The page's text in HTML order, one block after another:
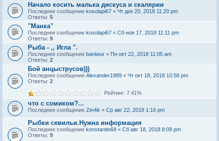
Начало косить малька дискуса и скалярии
Последнее сообщение kosolapi67 « Чт дек 20, 2018 11:20 pm
Ответы: 5
"Манка"
Последнее сообщение kosolapi67 « Сб ноя 17, 2018 11:11 pm
Ответы: 9
Рыба - ,, Игла ".
Последнее сообщение baniwur « Пн окт 22, 2018 11:05 am
Ответы: 2
Бой анцыструсов)))
Последнее сообщение Alexander1989 « Чт окт 18, 2018 10:58 pm
Ответы: 2
Рейтинг: 7.41%
что с сомиком?...
Последнее сообщение Zin4ik « Ср авг 22, 2018 1:16 pm
Рыбки севильи.Нужна информация
Последнее сообщение konstantin68 « Сб авг 18, 2018 8:09 pm
Ответы: 9